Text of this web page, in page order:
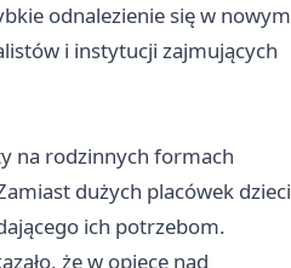
odnalezienie się w nowym
i instytucji zajmujących
na rodzinnych formach
dużych placówek dzieci
ich potrzebom.
że w opiece nad